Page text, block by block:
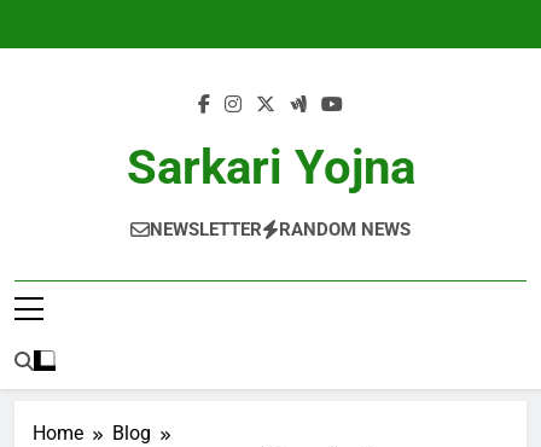
Sarkari Yojna
NEWSLETTER RANDOM NEWS
Home
Blog